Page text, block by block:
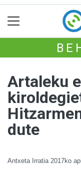
Artaleku
dute
Antxeta Irratia 2017ko